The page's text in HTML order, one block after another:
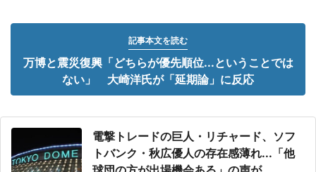
記事本文を読む
万博と震災復興「どちらが優先順位...ということでは
ない」 大崎洋氏が「延期論」に反応
電撃トレードの巨人・リチャード、ソフ
トバンク・秋広優人の存在感薄れ...「他